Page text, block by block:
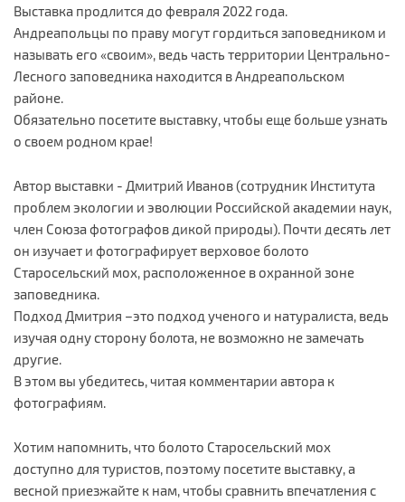
Выставка продлится до февраля 2022 года.
Андреапольцы по праву могут гордиться заповедником и
называть его «своим», ведь часть территории Центрально-
Лесного заповедника находится в Андреапольском
районе.
Обязательно посетите выставку, чтобы еще больше узнать
о своем родном крае!
Автор выставки - Дмитрий Иванов (сотрудник Института
проблем экологии и эволюции Российской академии наук,
член Союза фотографов дикой природы). Почти десять лет
он изучает и фотографирует верховое болото
Старосельский мох, расположенное в охранной зоне
заповедника.
Подход Дмитрия –это подход ученого и натуралиста, ведь
изучая одну сторону болота, не возможно не замечать
другие.
В этом вы убедитесь, читая комментарии автора к
фотографиям.
Хотим напомнить, что болото Старосельский мох
доступно для туристов, поэтому посетите выставку, а
весной приезжайте к нам, чтобы сравнить впечатления с